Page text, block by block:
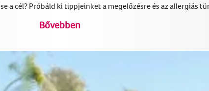
a cél? Próbáld ki tippjeinket a megelőzésre és az allergiás
Bővebben